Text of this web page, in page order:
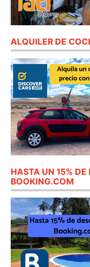
ALQUILER DE
HASTA UN 15% DE
BOOKING.COM